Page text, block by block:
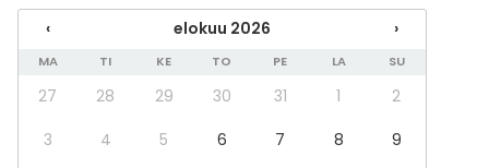
Kokous
Seminaari / konferenssi
Messut
Esitys / näytös
Virkistystilaisuus
Mökkireissu / retriitti
‹ elokuu 2026 ›
MA TI KE TO PE LA SU
27 28 29 30 31 1
2
3
4 5 6 7 8
9